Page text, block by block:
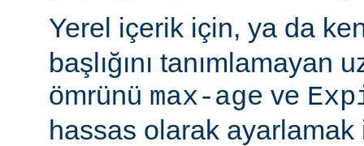
Yerel içerik için, ya da
başlığını tanımlamayan
ömrünü max-age ve
hassas olarak